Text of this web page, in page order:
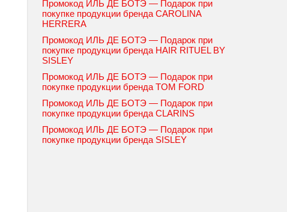
Промокод ИЛЬ ДЕ БОТЭ — Подарок при
покупке продукции бренда CAROLINA
HERRERA
Промокод ИЛЬ ДЕ БОТЭ — Подарок при
покупке продукции бренда HAIR RITUEL BY
SISLEY
Промокод ИЛЬ ДЕ БОТЭ — Подарок при
покупке продукции бренда TOM FORD
Промокод ИЛЬ ДЕ БОТЭ — Подарок при
покупке продукции бренда CLARINS
Промокод ИЛЬ ДЕ БОТЭ — Подарок при
покупке продукции бренда SISLEY